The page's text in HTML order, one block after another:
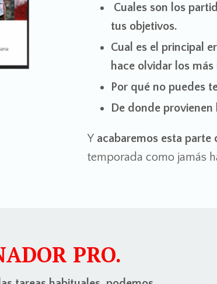
Cuales son los
tus objetivos.
Cual es el principal
hace olvidar los
Por qué no puedes
De donde
Y acabaremos esta
temporada como jamás
PRO.